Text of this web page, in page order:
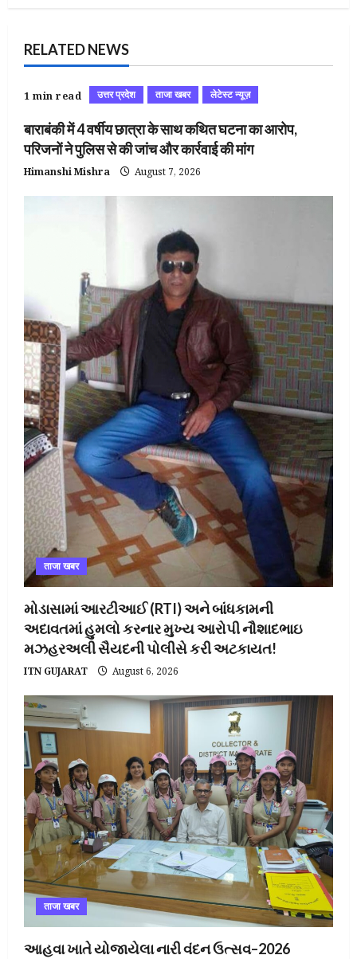
RELATED NEWS
1 min read उत्तर प्रदेश ताजा खबर लेटेस्ट न्यूज़
बाराबंकी में 4 वर्षीय छात्रा के साथ कथित घटना का आरोप,
परिजनों ने पुलिस से की जांच और कार्रवाई की मांग
Himanshi Mishra August 7, 2026
ताजा खबर
મોડાસામાં આરટીઆઈ (RTI) અને બાંધકામની
અદાવતમાં હુમલો કરનાર મુખ્ય આરોપી નૌશાદભાઇ
મઝહરઅલી સૈયદની પોલીસે કરી અટકાયત!
ITN GUJARAT August 6, 2026
ताजा खबर
આહવા ખાતે યોજાયેલા નારી વંદન ઉત્સવ–2026